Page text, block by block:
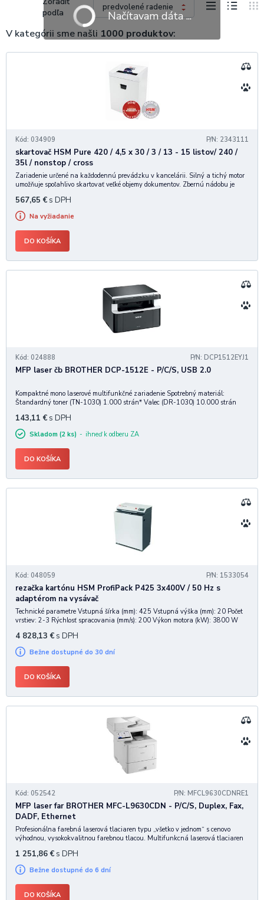
podľa
V kategórii sme našli 1000 produktov:
Kód: 034909 P/N: 2343111
skartovač HSM Pure 420 / 4,5 x 30 / 3 / 13 - 15 listov/ 240 /
35l / nonstop / cross
Zariadenie určené na každodennú prevádzku v kancelárii. Silný a tichý motor
umožňuje spoľahlivo skartovať veľké objemy dokumentov. Zbernú nádobu je
"Made in Germany" pre dlhotrva
567,65 € s DPH
Na vyžiadanie
DO KOŠÍKA
Kód: 024888 P/N: DCP1512EYJ1
MFP laser čb BROTHER DCP-1512E - P/C/S, USB 2.0
Kompaktné mono laserové multifunkčné zariadenie Spotrebný materiál:
Štandardný toner (TN-1030) 1.000 strán* Valec (DR-1030) 10.000 strán
600 dpi), 600 x 600dpi Doba pr
143,11 € s DPH
Skladom (2 ks) ihneď k odberu ZA
DO KOŠÍKA
Kód: 048059 P/N: 1533054
rezačka kartónu HSM ProfiPack P425 3x400V / 50 Hz s
adaptérom na vysávač
Technické parametre Vstupná šírka (mm): 425 Vstupná výška (mm): 20 Počet
vrstiev: 2-3 Rýchlosť spracovania (mm/s): 200 Výkon motora (kW): 3800 W
1040 x 611 mm H
4 828,13 € s DPH
Bežne dostupné do 30 dní
DO KOŠÍKA
Kód: 052542 P/N: MFCL9630CDNRE1
MFP laser far BROTHER MFC-L9630CDN - P/C/S, Duplex, Fax,
DADF, Ethernet
Profesionálna farebná laserová tlaciaren typu „všetko v jednom“ s cenovo
výhodnou, vysokokvalitnou farebnou tlacou. Multifunkcná laserová tlaciaren
pracovné postupy. Vdaka pôsobi
1 251,86 € s DPH
Bežne dostupné do 6 dní
DO KOŠÍKA
Načítavam dáta ...